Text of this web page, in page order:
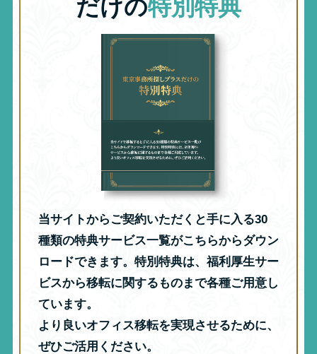
だけの特別特典
当サイトからご契約いただくと手に入る30
種類の特典サービス一覧がこちらからダウン
ロードできます。特別特典は、福利厚生サー
ビスから移転に関するものまで各種ご用意し
ています。
より良いオフィス移転を実現させるために、
ぜひご活用ください。